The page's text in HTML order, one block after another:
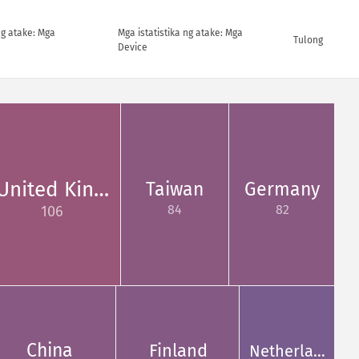
atake: Mga
Mga istatistika ng atake: Mga
Device
Tulong
Kin…
106
Taiwan
84
Germany
82
China Finland Netherla…